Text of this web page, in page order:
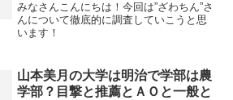
みなさんこんにちは！今回は”ざわちん”さ
んについて徹底的に調査していこうと思
います！
山本美月の大学は明治で学部は農
学部？目撃と推薦とＡＯと一般と